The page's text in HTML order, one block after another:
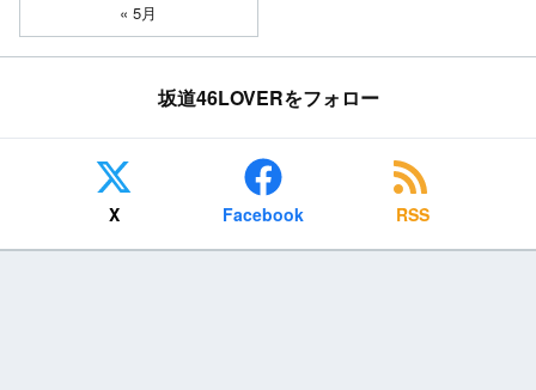
« 5月
坂道46LOVERをフォロー
X Facebook RSS